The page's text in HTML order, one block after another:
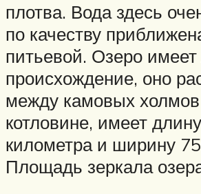
плотва. Вода здесь
по качеству
питьевой. Озеро
происхождение, оно
между камовых
котловине, имеет
километра и ширину
Площадь зеркала